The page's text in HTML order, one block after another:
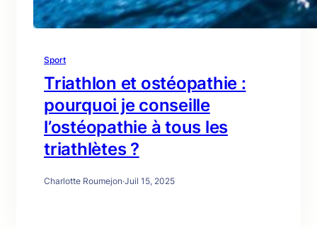
Sport
Triathlon et ostéopathie :
pourquoi je conseille
l’ostéopathie à tous les
triathlètes ?
Charlotte Roumejon·Juil 15, 2025